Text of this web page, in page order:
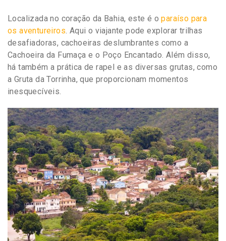
Localizada no coração da Bahia, este é oparaíso para
os aventureiros . Aqui o viajante pode explorar trilhas
desafiadoras, cachoeiras deslumbrantes como a
Cachoeira da Fumaça e o Poço Encantado. Além disso,
há também a prática de rapel e as diversas grutas, como
a Gruta da Torrinha, que proporcionam momentos
inesquecíveis.